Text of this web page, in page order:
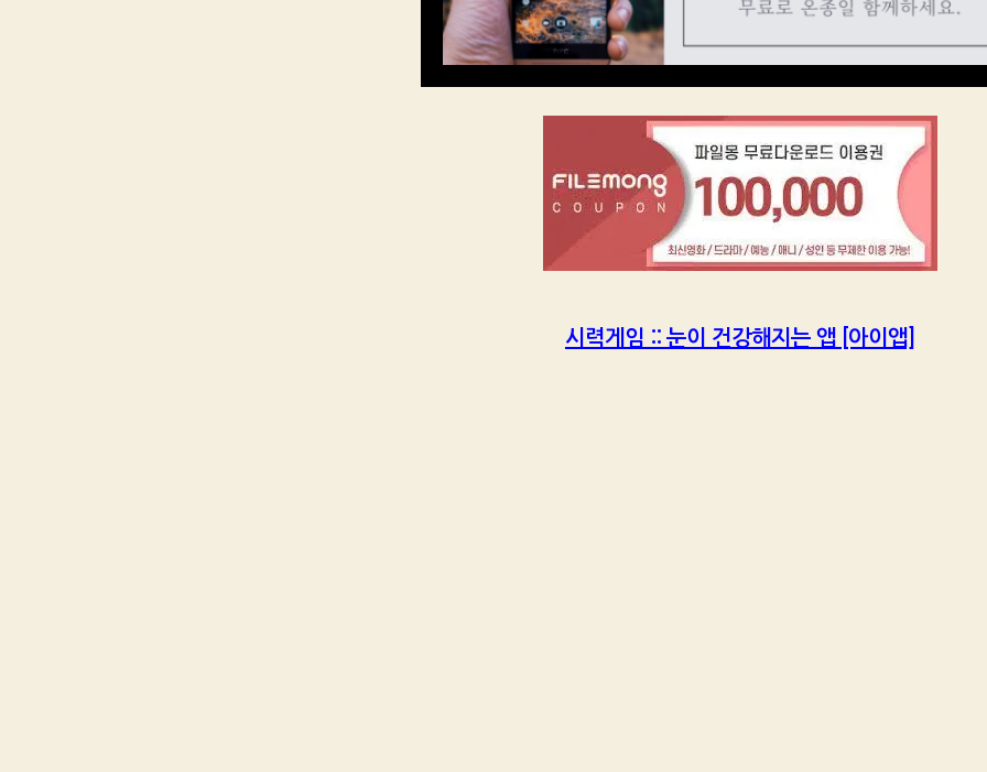
시력게임 :: 눈이 건강해지는 앱 [아이앱]